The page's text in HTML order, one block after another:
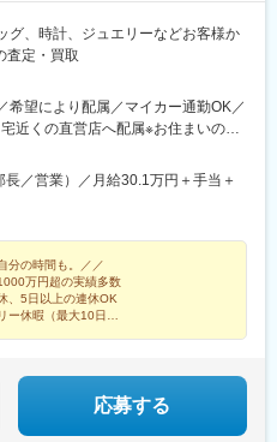
グ、時計、ジュエリーなどお客様か
査定・買取
希望により配属／マイカー通勤OK／
近くの直営店へ配属※お住まいのエ
あり★U・Iターン歓迎 ★マイカー
問い合わせください）＜勤務エリア
青森県・岩手県・秋田県・宮城
山梨県・新潟県・富山県・石川
静岡県・愛知県・三重県◆近畿滋
・和歌山県・奈良県◆中国・四国
県・山口県・香川県・愛媛県・高
県・佐賀県・長崎県・熊本県・大
カドー」「ダイナシティ」など大型
出店！商業施設での買い物ついで
が増加中。さらなる企業拡大を目指
／営業）／月給30.1万円＋手当＋
分の時間も。／／
万円超の実績多数
、5日以上の連休OK
ー休暇（最大10日）
応募する